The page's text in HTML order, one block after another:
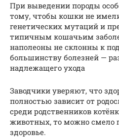
При выведении породы
тому, чтобы кошки не
генетических мутаций и
типичным кошачьим
наполеоны не склонны к
большинству болезней —
надлежащего ухода
Заводчики уверяют, что
полностью зависит от
среди родственников
животных, то можно смело
здоровье.